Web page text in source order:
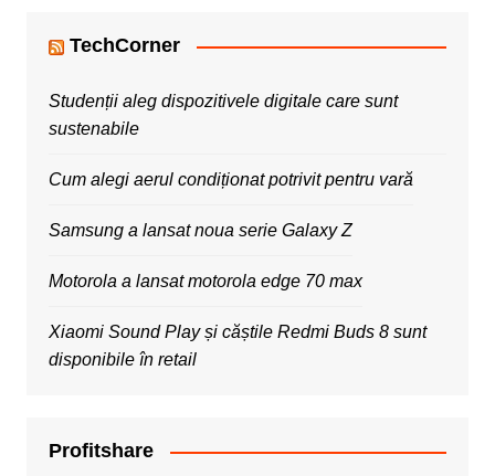
TechCorner
Studenții aleg dispozitivele digitale care sunt
sustenabile
Cum alegi aerul condiționat potrivit pentru vară
Samsung a lansat noua serie Galaxy Z
Motorola a lansat motorola edge 70 max
Xiaomi Sound Play și căștile Redmi Buds 8 sunt
disponibile în retail
Profitshare